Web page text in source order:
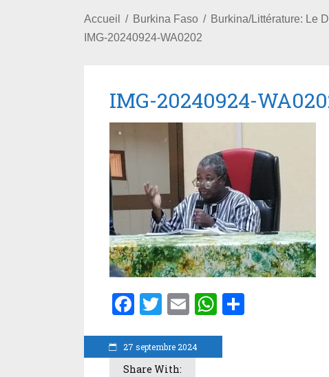
Accueil Burkina Faso
Burkina/Littérature: Le
IMG-20240924-WA0202
27 septembre 2024
IMG-20240924-
Facebook
Twitter
EmailWhatsApp
Share With: